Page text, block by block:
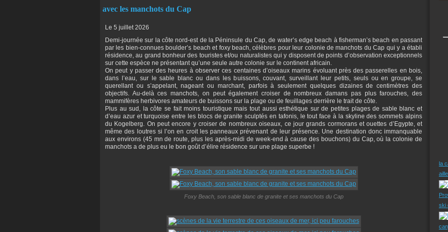
avec les manchots du Cap
Le 5 juillet 2026
Demi-journée sur la côte nord-est de la Péninsule du Cap, de water’s edge beach à fisherman’s beach en passant
par les bien-connues boulder’s beach et foxy beach, célèbres pour leur colonie de manchots du Cap qui y a établi
résidence, au grand bonheur des touristes et/ou naturalistes qui y disposent de points d’observation exceptionnels
sur cette espèce ne présentant qu’une seule autre colonie sur le continent africain.
On peut y passer des heures à observer ces centaines d’oiseaux marins évoluant près des passerelles en bois,
dans l’eau, sur le sable blanc ou dans les buissons, couvant, surveillant leur petits, seuls ou en groupe, se
querellant ou s’appelant, nageant ou marchant, parfois à seulement quelques dizaines de centimètres des
objectifs. Au-delà ces manchots, on peut également croiser de nombreux damans pas plus farouches, des
mammifères herbivores amateurs de buissons sur la plage ou de feuillages derrière le trait de côte.
Plus au sud, la côte se fait moins touristique mais tout aussi esthétique sur de petites plages de sable blanc et
d’eau azur et turquoise entre les blocs de granite sculptés en tafonis, le tout face à la skyline des sommets alpins
du Kogelberg. On peut encore y croiser de nombreux oiseaux, ce jour grands cormorans et ouettes d’Egypte, et
même des loutres si l’on en croit les panneaux prévenant de leur présence. Une destination donc immanquable
aux environs (45 mn de route, plus les après-midi de week-end à cause des bouchons) du Cap, où la colonie de
manchots a de plus eu le bon goût d’élire résidence sur une plage superbe !
Foxy Beach, son sable blanc de granite et ses manchots du Cap
la
ski